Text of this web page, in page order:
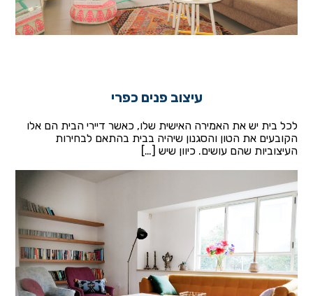
עיצוב פנים כפרי
לכל בית יש את האמירה האישית שלו, כאשר דיירי הבית הם אלו
הקובעים את הטון והסגנון שיהיה בבית בהתאם לבחירות
העיצוביות שהם עושים. כיוון שיש […]